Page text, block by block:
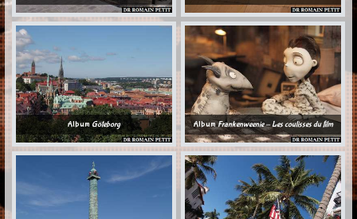
Album Göteborg AlbumFrankenweenie - Les coulisses du film